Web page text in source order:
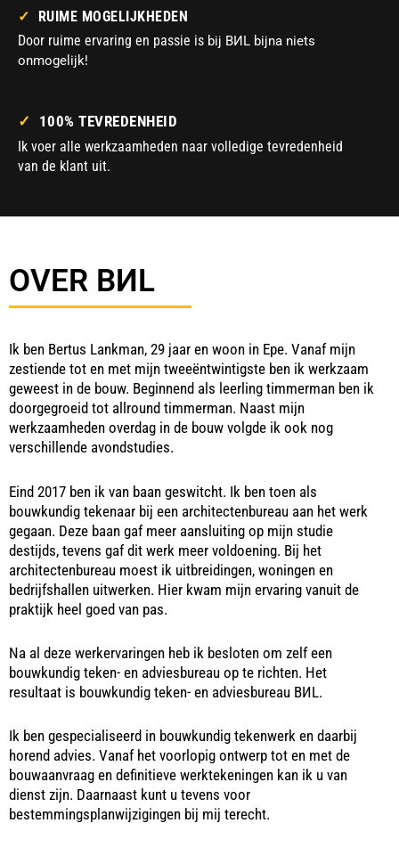
✓ RUIME MOGELIJKHEDEN
Door ruime ervaring en passie is bij BИL bijna niets
onmogelijk!
✓ 100% TEVREDENHEID
Ik voer alle werkzaamheden naar volledige tevredenheid
van de klant uit.
OVER BИL
Ik ben Bertus Lankman, 29 jaar en woon in Epe. Vanaf mijn
zestiende tot en met mijn tweeëntwintigste ben ik werkzaam
geweest in de bouw. Beginnend als leerling timmerman ben ik
doorgegroeid tot allround timmerman. Naast mijn
werkzaamheden overdag in de bouw volgde ik ook nog
verschillende avondstudies.
Eind 2017 ben ik van baan geswitcht. Ik ben toen als
bouwkundig tekenaar bij een architectenbureau aan het werk
gegaan. Deze baan gaf meer aansluiting op mijn studie
destijds, tevens gaf dit werk meer voldoening. Bij het
architectenbureau moest ik uitbreidingen, woningen en
bedrijfshallen uitwerken. Hier kwam mijn ervaring vanuit de
praktijk heel goed van pas.
Na al deze werkervaringen heb ik besloten om zelf een
bouwkundig teken- en adviesbureau op te richten. Het
resultaat is bouwkundig teken- en adviesbureau BИL.
Ik ben gespecialiseerd in bouwkundig tekenwerk en daarbij
horend advies. Vanaf het voorlopig ontwerp tot en met de
bouwaanvraag en definitieve werktekeningen kan ik u van
dienst zijn. Daarnaast kunt u tevens voor
bestemmingsplanwijzigingen bij mij terecht.